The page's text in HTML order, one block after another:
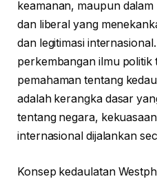
keamanan, maupun
dan liberal yang
dan legitimasi
perkembangan ilmu politik
pemahaman tentang
adalah kerangka dasar
tentang negara,
internasional dijalankan
Konsep kedaulatan